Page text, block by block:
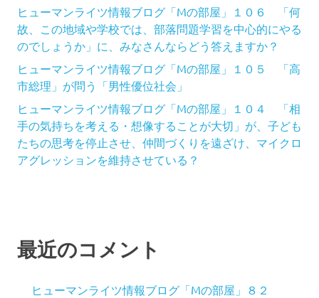
ヒューマンライツ情報ブログ「Mの部屋」１０６ 「何
故、この地域や学校では、部落問題学習を中心的にやる
のでしょうか」に、みなさんならどう答えますか？
ヒューマンライツ情報ブログ「Mの部屋」１０５ 「高
市総理」が問う「男性優位社会」
ヒューマンライツ情報ブログ「Mの部屋」１０４ 「相
手の気持ちを考える・想像することが大切」が、子ども
たちの思考を停止させ、仲間づくりを遠ざけ、マイクロ
アグレッションを維持させている？
最近のコメント
ヒューマンライツ情報ブログ「Mの部屋」８２